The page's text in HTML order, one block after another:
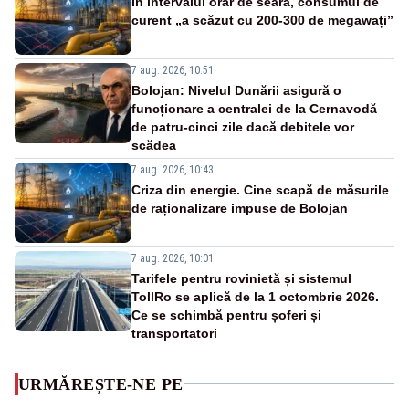
curent „a scăzut cu 200-300 de megawați”
7 aug. 2026, 10:51
Bolojan: Nivelul Dunării asigură o
funcționare a centralei de la Cernavodă
de patru-cinci zile dacă debitele vor
scădea
7 aug. 2026, 10:43
Criza din energie. Cine scapă de măsurile
de raționalizare impuse de Bolojan
7 aug. 2026, 10:01
Tarifele pentru rovinietă și sistemul
TollRo se aplică de la 1 octombrie 2026.
Ce se schimbă pentru șoferi și
transportatori
URMĂREȘTE-NE PE